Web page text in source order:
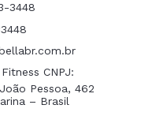
3448
CNPJ:
Pessoa, 462
– Brasil